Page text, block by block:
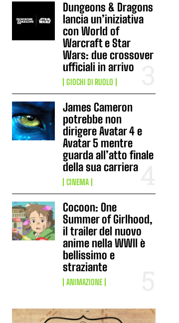
Dungeons & Dragons
lancia un’iniziativa
con World of
Warcraft e Star
Wars: due crossover
ufficiali in arrivo
GIOCHI DI RUOLO
James Cameron
potrebbe non
dirigere Avatar 4 e
Avatar 5 mentre
guarda all’atto finale
della sua carriera
CINEMA
Cocoon: One
Summer of Girlhood,
il trailer del nuovo
anime nella WWII è
bellissimo e
straziante
ANIMAZIONE